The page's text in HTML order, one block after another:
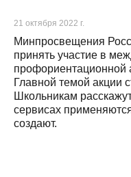
21 октября 2022 г.
Минпросвещения
принять участие в
профориентационной
Главной темой акции
Школьникам
сервисах
создают.